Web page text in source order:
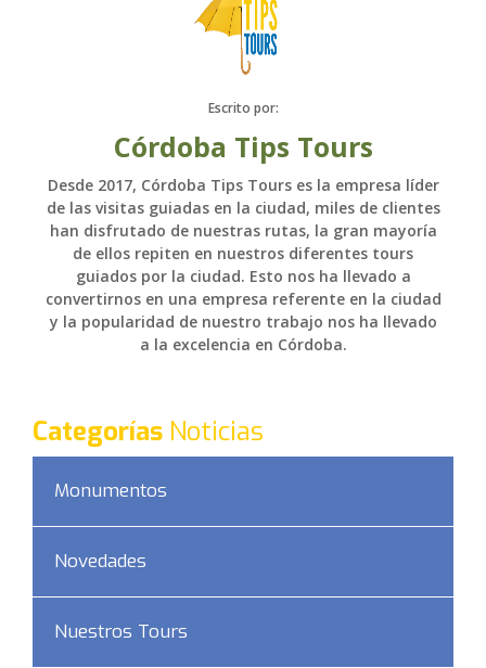
Escrito por:
Córdoba Tips Tours
Desde 2017, Córdoba Tips Tours es la empresa líder
de las visitas guiadas en la ciudad, miles de clientes
han disfrutado de nuestras rutas, la gran mayoría
de ellos repiten en nuestros diferentes tours
guiados por la ciudad. Esto nos ha llevado a
convertirnos en una empresa referente en la ciudad
y la popularidad de nuestro trabajo nos ha llevado
a la excelencia en Córdoba.
Categorías Noticias
Monumentos
Novedades
Nuestros Tours